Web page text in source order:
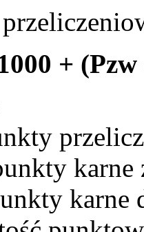
+
karne
karne